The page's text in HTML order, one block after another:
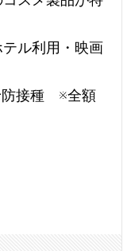
ル利用・映画
防接種 ※全額